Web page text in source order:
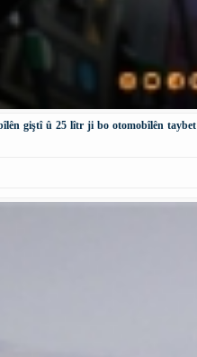
giştî û 25 lîtr ji bo otomobîlên